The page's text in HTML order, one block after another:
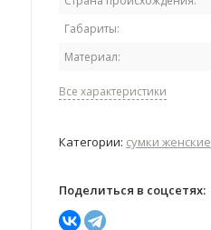
Габариты:
Материал:
Все характеристики
Категории: сумки женские
Поделиться в соцсетях: